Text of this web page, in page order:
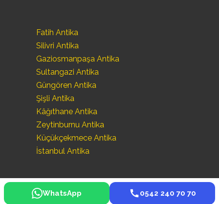
Fatih Antika
Silivri Antika
Gaziosmanpaşa Antika
Sultangazi Antika
Güngören Antika
Şişli Antika
Kâğıthane Antika
Zeytinburnu Antika
Küçükçekmece Antika
İstanbul Antika
©
WhatsApp 0542 240 70 70